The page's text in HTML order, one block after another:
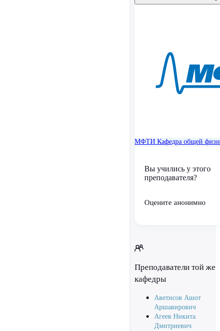
МФТИ Кафедра общей
Вы учились у этого
преподавателя?
Оцените анонимно
Преподаватели той же
кафедры
Аветисов Ашот
Аршавирович
Агеев Никита
Дмитриевич